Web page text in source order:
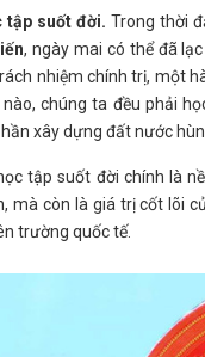
tập suốt đời. Trong thời
, ngày mai có thể đã
nhiệm chính trị, một
chúng ta đều phải
xây dựng đất nước
tập suốt đời chính là
mà còn là giá trị cốt lõi
trường quốc tế.